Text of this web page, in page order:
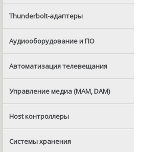
Thunderbolt-адаптеры
Аудиооборудование и ПО
Автоматизация телевещания
Управление медиа (MAM, DAM)
Host контроллеры
Системы хранения